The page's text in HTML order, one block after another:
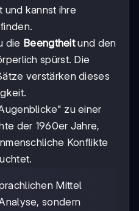
und kannst ihre
die Beengtheitund den
spürst. Die
verstärken dieses
zu einer
der 1960er Jahre,
Konflikte
Mittel
sondern